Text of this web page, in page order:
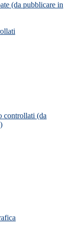
(da pubblicare in
controllati (da